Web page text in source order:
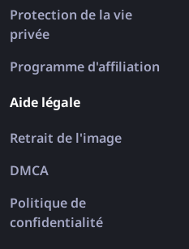
Protection de la vie
privée
Programme d'affiliation
Aide légale
Retrait de l'image
DMCA
Politique de
confidentialité